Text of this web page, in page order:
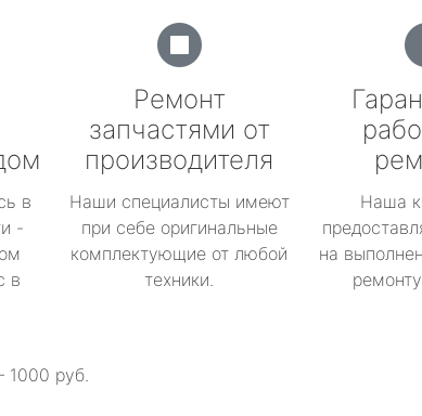
в
-
в
Ремонт
запчастями от
производителя
Наши специалисты имеют
при себе оригинальные
комплектующие от любой
техники.
Наша
на
1000 руб.